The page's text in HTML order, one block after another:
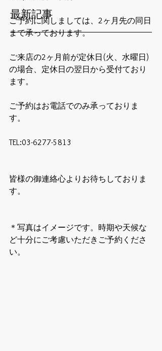
最新記事
ご予約に関しましては、2ヶ月先の同日
まで承っております。
ご来店の2ヶ月前が定休日(火、水曜日)
の場合、定休日の翌日から受付ており
ます。
ご予約はお電話でのみ承っておりま
す。
TEL:03-6277-5813
皆様の御連絡心よりお待ちしておりま
す。
＊写真はイメージです。時期や天候な
ど十分にご考慮いただきご予約くださ
い。